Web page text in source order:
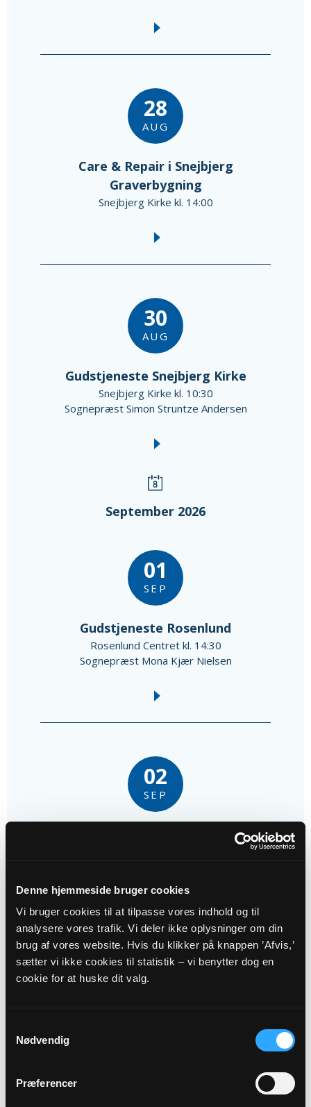
Denne hjemmeside bruger cookies
Vi bruger cookies til at tilpasse vores indhold og til
analysere vores trafik. Vi deler ikke oplysninger om din
brug af vores website. Hvis du klikker på knappen ’Afvis,’
sætter vi ikke cookies til statistik – vi benytter dog en
cookie for at huske dit valg.
Nødvendig
Præferencer
28
AUG
Care & Repair i Snejbjerg
Graverbygning
Snejbjerg Kirke kl. 14:00
30
AUG
Gudstjeneste Snejbjerg Kirke
Snejbjerg Kirke kl. 10:30
Sognepræst Simon Struntze Andersen
September 2026
01
SEP
Gudstjeneste Rosenlund
Rosenlund Centret kl. 14:30
Sognepræst Mona Kjær Nielsen
02
SEP
Babysalmesang - Sensommerholdet
04